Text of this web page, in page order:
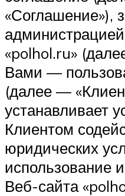
«Соглашение»),
«polhol.ru»
Вами —
(далее —
устанавливает
Клиентом
юридических
использование
Веб-сайта